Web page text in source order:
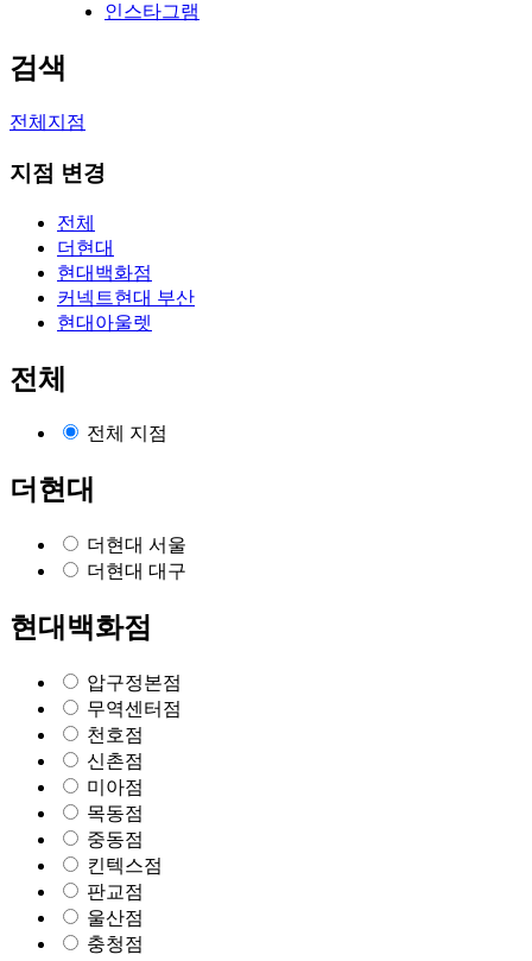
인스타그램
검색
전체지점
지점 변경
전체
더현대
현대백화점
커넥트현대 부산
현대아울렛
전체
전체 지점
더현대
더현대 서울
더현대 대구
현대백화점
압구정본점
무역센터점
천호점
신촌점
미아점
목동점
중동점
킨텍스점
판교점
울산점
충청점